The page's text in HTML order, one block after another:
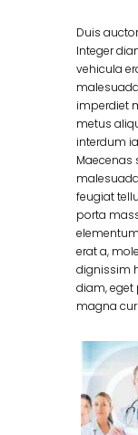
Duis
Integer
vehicula
imperdiet
metus
interdum
Maecenas
feugiat
porta
erat a,
dignissim
diam, eget
magna